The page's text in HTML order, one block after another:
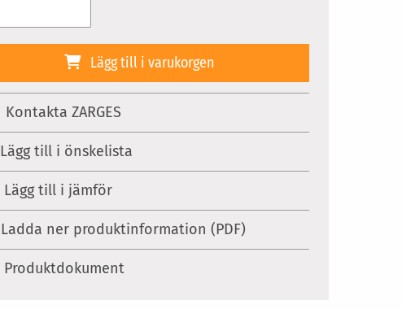
Lägg till i varukorgen
Kontakta ZARGES
Lägg till i önskelista
Lägg till i jämför
Ladda ner produktinformation (PDF)
Produktdokument